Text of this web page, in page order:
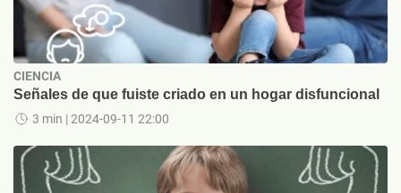
CIENCIA
Señales de que fuiste criado en un hogar disfuncional
3 min | 2024-09-11 22:00